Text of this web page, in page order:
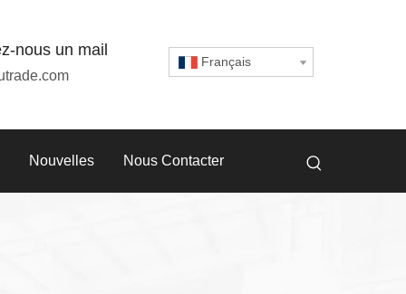
nous un mail
Français
Nouvelles Nous Contacter